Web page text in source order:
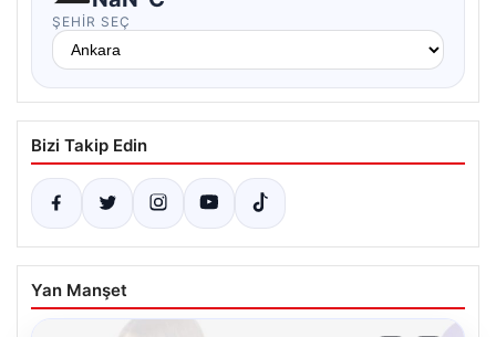
ŞEHIR SEÇ
Bizi Takip Edin
Yan Manşet